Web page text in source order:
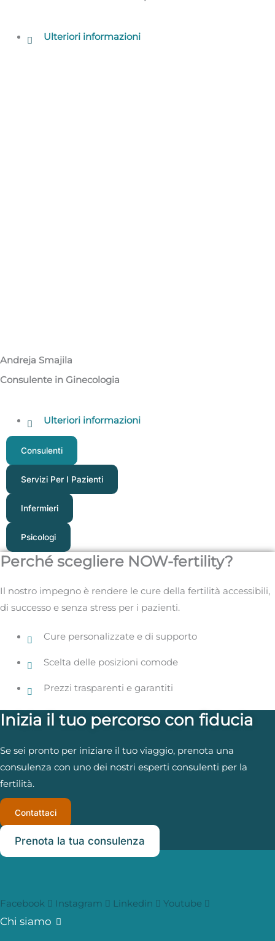
Ulteriori informazioni
Andreja Smajila
Consulente in Ginecologia
Ulteriori informazioni
Consulenti
Servizi Per I Pazienti
Infermieri
Psicologi
Perché scegliere NOW-fertility?
Il nostro impegno è rendere le cure della fertilità accessibili,
di successo e senza stress per i pazienti.
Cure personalizzate e di supporto
Scelta delle posizioni comode
Prezzi trasparenti e garantiti
Inizia il tuo percorso con fiducia
Se sei pronto per iniziare il tuo viaggio, prenota una
consulenza con uno dei nostri esperti consulenti per la
fertilità.
Contattaci
Prenota la tua consulenza
Facebook Instagram Linkedin Youtube
Chi siamo